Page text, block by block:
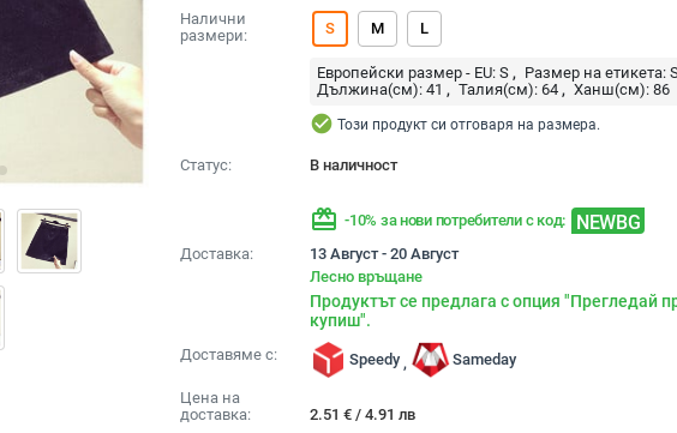
Налични
размери:
S M L
Европейски размер - EU: S Размер на етикета:
Дължина(см): 41 Талия(см): 64 Ханш(см): 86
check_circle Този продукт си отговаря на размера.
Статус: В наличност
redeem -10% за нови потребители с код: NEWBG
Доставка:
13 Август - 20 Август
Лесно връщане
Продуктът се предлага с опция "Прегледай
купиш".
Доставяме с: Speedy , Sameday
Цена на
доставка:
2.51 € / 4.91 лв